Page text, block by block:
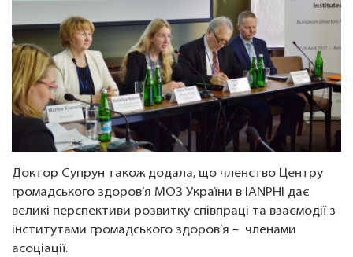
Доктор Супрун також додала, що членство Центру
громадського здоров’я МОЗ України в IANPHI дає
великі перспективи розвитку співпраці та взаємодії з
інститутами громадського здоров’я – членами
асоціації.